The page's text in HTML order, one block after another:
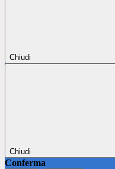
Chiudi
Chiudi
Conferma